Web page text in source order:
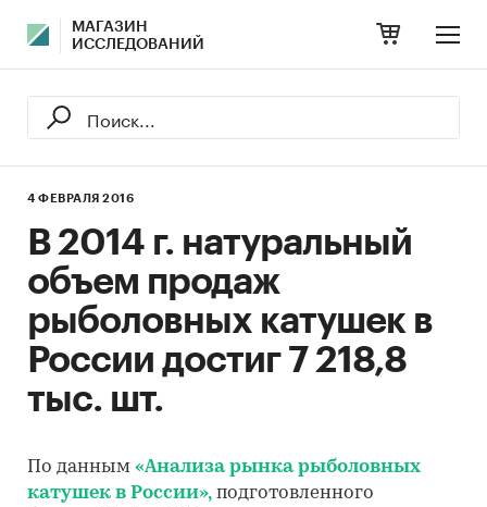
МАГАЗИН
ИССЛЕДОВАНИЙ
4 ФЕВРАЛЯ 2016
В 2014 г. натуральный
объем продаж
рыболовных катушек в
России достиг 7 218,8
тыс. шт.
По данным «Анализа рынка рыболовных
катушек в России», подготовленного